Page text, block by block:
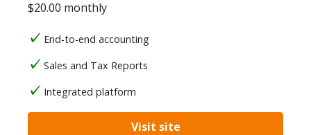
$20.00 monthly
End-to-end accounting
Sales and Tax Reports
Integrated platform
Visit site